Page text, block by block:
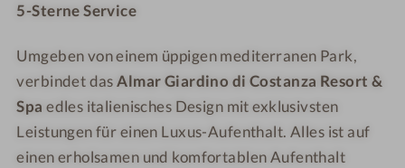
5-Sterne Service
Umgeben von einem üppigen mediterranen Park,
verbindet dasAlmar Giardino di Costanza Resort &
Spa edles italienisches Design mit exklusivsten
Leistungen für einen Luxus-Aufenthalt. Alles ist auf
einen erholsamen und komfortablen Aufenthalt